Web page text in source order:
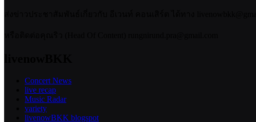
Concert News
live recap
Music Radar
variety
livenowBKK blogspot